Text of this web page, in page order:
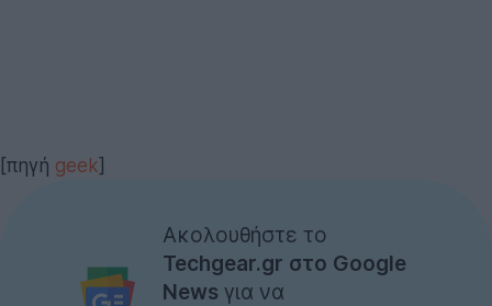
[πηγή geek]
Ακολουθήστε το
Techgear.gr στο Google
News για να